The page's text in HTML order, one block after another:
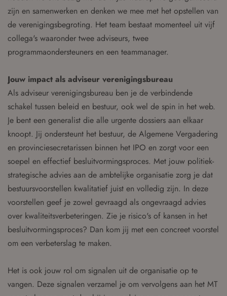
zijn en samenwerken en denken we mee met het opstellen van
de verenigingsbegroting. Het team bestaat momenteel uit vijf
collega's waaronder twee adviseurs, twee
programmaondersteuners en een teammanager.
Jouw impact als adviseur verenigingsbureau
Als adviseur verenigingsbureau ben je de verbindende
schakel tussen beleid en bestuur, ook wel de spin in het web.
Je bent een generalist die alle urgente dossiers aan elkaar
knoopt. Jij ondersteunt het bestuur, de Algemene Vergadering
en provinciesecretarissen binnen het IPO en zorgt voor een
soepel en effectief besluitvormingsproces. Met jouw politiek-
strategische advies aan de ambtelijke organisatie zorg je dat
bestuursvoorstellen kwalitatief juist en volledig zijn. In deze
voorstellen geef je zowel gevraagd als ongevraagd advies
over kwaliteitsverbeteringen. Zie je risico's of kansen in het
besluitvormingsproces? Dan kom jij met een concreet voorstel
om een verbeterslag te maken.
Het is ook jouw rol om signalen uit de organisatie op te
vangen. Deze signalen verzamel je om vervolgens aan het MT